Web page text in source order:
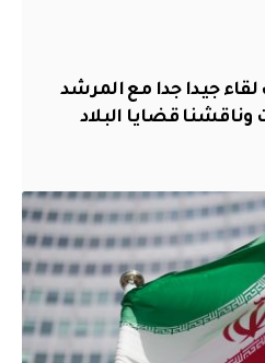
لقاء جيدا جدا مع المرشد